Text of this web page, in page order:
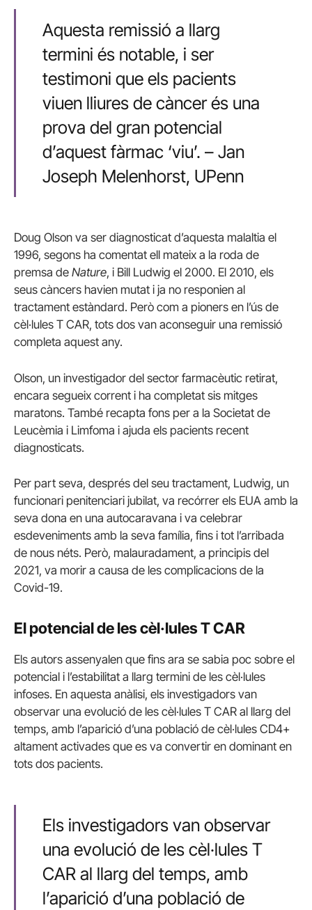
Aquesta remissió a llarg
termini és notable, i ser
testimoni que els pacients
viuen lliures de càncer és una
prova del gran potencial
d’aquest fàrmac ‘viu’. – Jan
Joseph Melenhorst, UPenn
Doug Olson va ser diagnosticat d’aquesta malaltia el
1996, segons ha comentat ell mateix a la roda de
premsa de Nature, i Bill Ludwig el 2000. El 2010, els
seus càncers havien mutat i ja no responien al
tractament estàndard. Però com a pioners en l’ús de
cèl·lules T CAR, tots dos van aconseguir una remissió
completa aquest any.
Olson, un investigador del sector farmacèutic retirat,
encara segueix corrent i ha completat sis mitges
maratons. També recapta fons per a la Societat de
Leucèmia i Limfoma i ajuda els pacients recent
diagnosticats.
Per part seva, després del seu tractament, Ludwig, un
funcionari penitenciari jubilat, va recórrer els EUA amb la
seva dona en una autocaravana i va celebrar
esdeveniments amb la seva família, fins i tot l’arribada
de nous néts. Però, malauradament, a principis del
2021, va morir a causa de les complicacions de la
Covid-19.
El potencial de les cèl·lules T CAR
Els autors assenyalen que fins ara se sabia poc sobre el
potencial i l’estabilitat a llarg termini de les cèl·lules
infoses. En aquesta anàlisi, els investigadors van
observar una evolució de les cèl·lules T CAR al llarg del
temps, amb l’aparició d’una població de cèl·lules CD4+
altament activades que es va convertir en dominant en
tots dos pacients.
Els investigadors van observar
una evolució de les cèl·lules T
CAR al llarg del temps, amb
l’aparició d’una població de